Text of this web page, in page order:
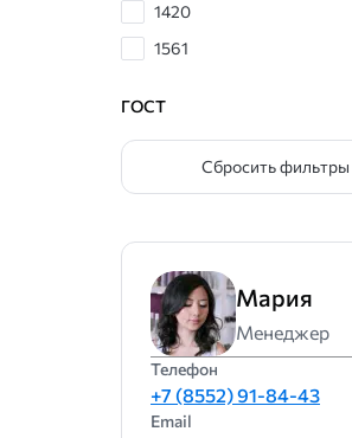
1420
1561
1935
1980
1985ч
АВ
АВД1-1
АД31
ГОСТ
Сбросить фильтры
Мария
Менеджер
Телефон
+7 (8552) 91-84-43
Email